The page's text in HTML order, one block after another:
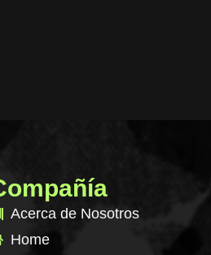
Acerca de Nosotros
Home